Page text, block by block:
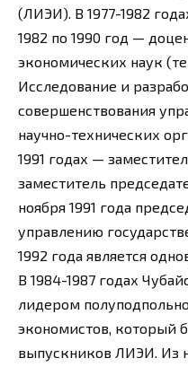
(ЛИЭИ). В 1977-1982
1982 по 1990 год —
экономических наук
Исследование и
совершенствования
научно-технических
1991 годах —
заместитель
ноября 1991 года
управлению
1992 года является
В 1984-1987 годах
лидером
экономистов, который
выпускников ЛИЭИ. Из